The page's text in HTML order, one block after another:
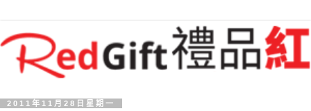
2011年11月28日星期一